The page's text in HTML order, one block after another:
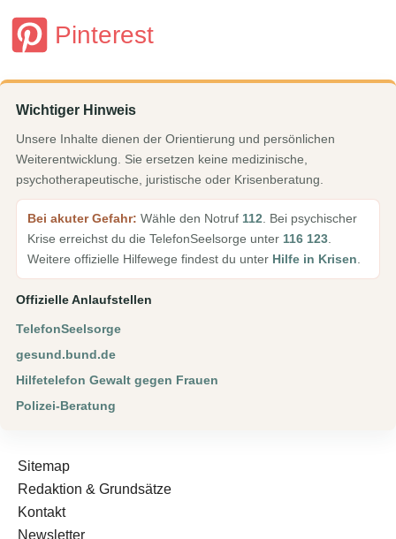
Pinterest
Wichtiger Hinweis
Unsere Inhalte dienen der Orientierung und persönlichen
Weiterentwicklung. Sie ersetzen keine medizinische,
psychotherapeutische, juristische oder Krisenberatung.
Bei akuter Gefahr: Wähle den Notruf 112 . Bei psychischer
Krise erreichst du die TelefonSeelsorge unter 116 123
Weitere offizielle Hilfewege findest du unter Hilfe in Krisen
Offizielle Anlaufstellen
TelefonSeelsorge
gesund.bund.de
Hilfetelefon Gewalt gegen Frauen
Polizei-Beratung
Sitemap
Redaktion & Grundsätze
Kontakt
Newsletter